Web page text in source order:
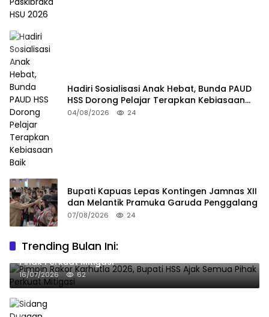
Hadiri Sosialisasi Anak Hebat, Bunda PAUD
HSS Dorong Pelajar Terapkan Kebiasaan
Baik
04/08/2026 24
Bupati Kapuas Lepas Kontingen Jamnas XII
dan Melantik Pramuka Garuda Penggalang
07/08/2026 24
Trending Bulan Ini:
Pimpin Rakor Karhutla 2026, Bupati HSS Ajak Semua
Pihak Perkuat Mitigasi
16/07/2026 62